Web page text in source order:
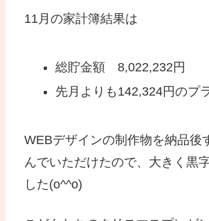
11月の家計簿結果は
総貯金額 8,022,232円
先月よりも142,324円のプ
WEBデザインの制作物を納品後
んでいただけたので、大きく黒
した(o^^o)